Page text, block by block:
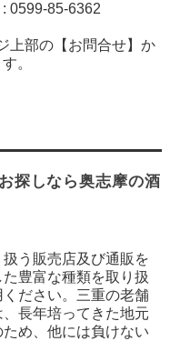
0599-85-6362
上部の【お問合せ】か
。
探しなら奥志摩の酒
う販売店及び通販を
豊富な種類を取り扱
ださい。三重の老舗
長年培ってきた地元
め、他には負けない